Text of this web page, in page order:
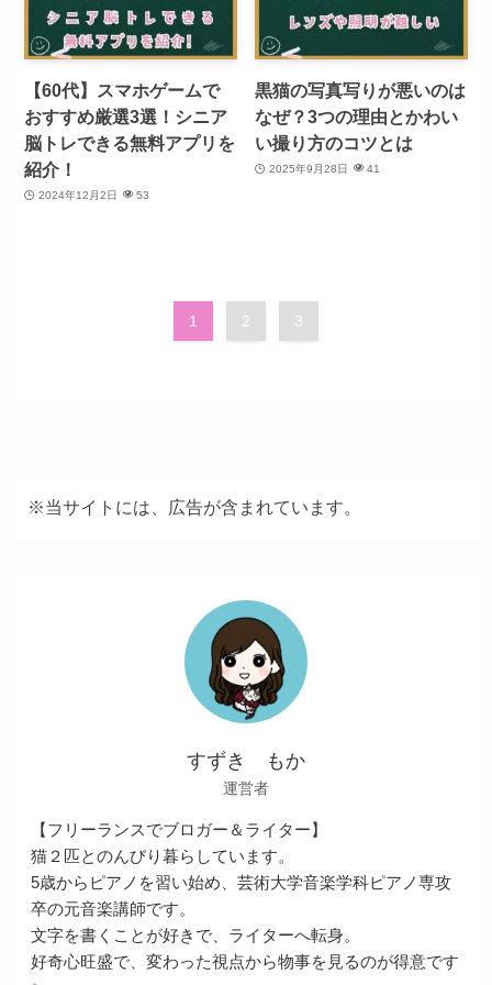
【60代】スマホゲームで
おすすめ厳選3選！シニア
脳トレできる無料アプリを
紹介！
2024年12月2日 53
黒猫の写真写りが悪いのは
なぜ？3つの理由とかわい
い撮り方のコツとは
2025年9月28日 41
1 2 3
※当サイトには、広告が含まれています。
すずき もか
運営者
【フリーランスでブロガー＆ライター】
猫２匹とのんびり暮らしています。
5歳からピアノを習い始め、芸術大学音楽学科ピアノ専攻
卒の元音楽講師です。
文字を書くことが好きで、ライターへ転身。
好奇心旺盛で、変わった視点から物事を見るのが得意です